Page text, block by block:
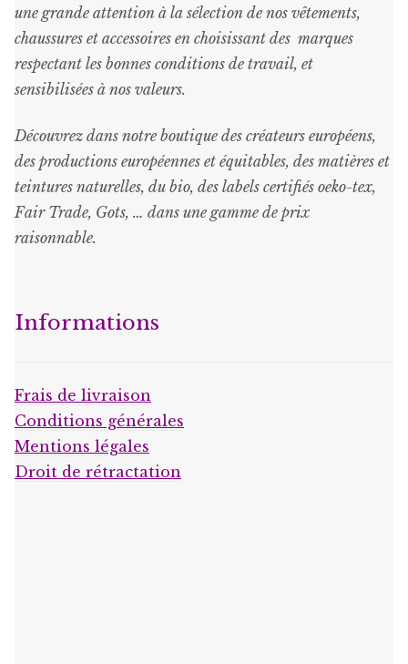
une grande attention à la sélection de nos vêtements,
chaussures et accessoires en choisissant des marques
respectant les bonnes conditions de travail, et
sensibilisées à nos valeurs.
Découvrez dans notre boutique des créateurs européens,
des productions européennes et équitables, des matières et
teintures naturelles, du bio, des labels certifiés oeko-tex,
Fair Trade, Gots, … dans une gamme de prix
raisonnable.
Informations
Frais de livraison
Conditions générales
Mentions légales
Droit de rétractation